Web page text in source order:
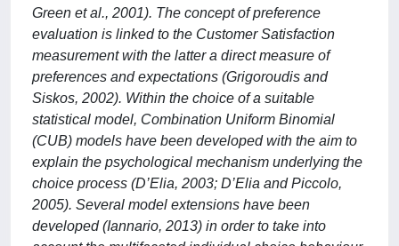
Green et al., 2001). The concept of preference
evaluation is linked to the Customer Satisfaction
measurement with the latter a direct measure of
preferences and expectations (Grigoroudis and
Siskos, 2002). Within the choice of a suitable
statistical model, Combination Uniform Binomial
(CUB) models have been developed with the aim to
explain the psychological mechanism underlying the
choice process (D’Elia, 2003; D’Elia and Piccolo,
2005). Several model extensions have been
developed (Iannario, 2013) in order to take into